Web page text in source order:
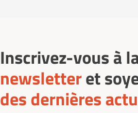
Inscrivez-vous à
newsletteret
des dernières